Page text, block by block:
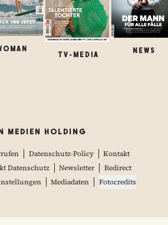
TV-MEDIA
NEWS
MEDIEN HOLDING
Datenschutz-Policy
Kontakt
Datenschutz Newsletter
Redirect
Mediadaten Fotocredits